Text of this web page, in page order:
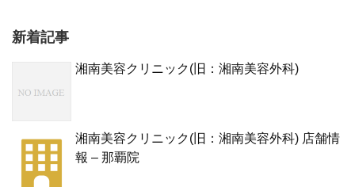
新着記事
湘南美容クリニック(旧：湘南美容外科)
湘南美容クリニック(旧：湘南美容外科) 店舗情
報 – 那覇院